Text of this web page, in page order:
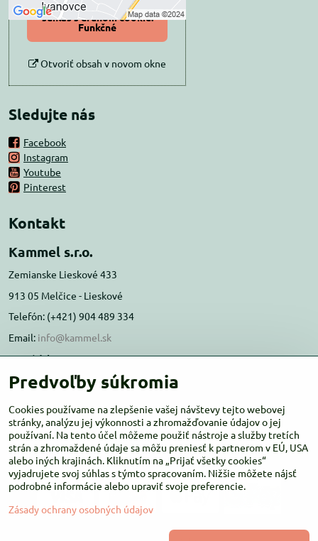
Povoliť a zapamätať -
súhlas s druhom cookie:
Funkčné
Otvoriť obsah v novom okne
Sledujte nás
Facebook
Instagram
Youtube
Pinterest
Kontakt
Kammel s.r.o.
Zemianske Lieskové 433
913 05 Melčice - Lieskové
Telefón: (+421) 904 489 334
Email: info@kammel.sk
Prevádzka:
Administratívna budova PD Melčice
Otváracie hodiny:PO-ŠT 8:00 - 16:00
PIA-NE Zatvorené
Predvoľby súkromia
Cookies používame na zlepšenie vašej návštevy tejto webovej
stránky, analýzu jej výkonnosti a zhromažďovanie údajov o jej
používaní. Na tento účel môžeme použiť nástroje a služby tretích
strán a zhromaždené údaje sa môžu preniesť k partnerom v EÚ, USA
alebo iných krajinách. Kliknutím na „Prijať všetky cookies“
vyjadrujete svoj súhlas s týmto spracovaním. Nižšie môžete nájsť
podrobné informácie alebo upraviť svoje preferencie.
Zásady ochrany osobných údajov